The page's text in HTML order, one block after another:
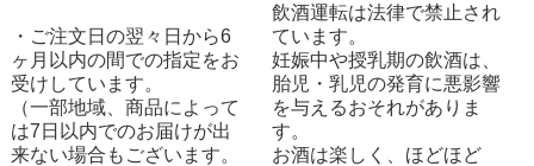
・ご注文日の翌々日から6
ヶ月以内の間での指定をお
受けしています。
（一部地域、商品によって
は7日以内でのお届けが出
来ない場合もございます。
飲酒運転は法律で禁止され
ています。
妊娠中や授乳期の飲酒は、
胎児・乳児の発育に悪影響
を与えるおそれがありま
す。
お酒は楽しく、ほどほど